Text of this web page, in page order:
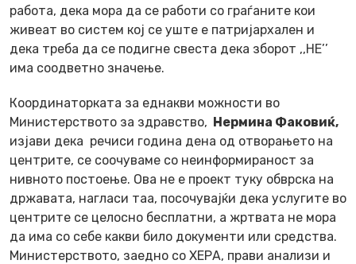
работа, дека мора да се работи со граѓаните кои
живеат во систем кој се уште е патријархален и
дека треба да се подигне свеста дека зборот ,,НЕ’’
има соодветно значење.
Координаторката за еднакви можности во
Министерството за здравство, Нермина Факовиќ,
изјави дека речиси година дена од отворањето на
центрите, се соочуваме со неинформираност за
нивното постоење. Ова не е проект туку обврска на
државата, нагласи таа, посочувајќи дека услугите во
центрите се целосно бесплатни, а жртвата не мора
да има со себе какви било документи или средства.
Министерството, заедно со ХЕРА, прави анализи и